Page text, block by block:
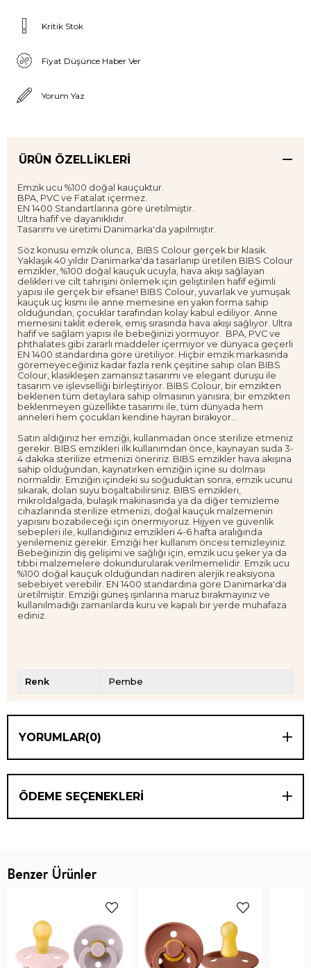
Kritik Stok
Fiyat Düşünce Haber Ver
Yorum Yaz
ÜRÜN ÖZELLIKLERI
Emzik ucu %100 doğal kauçuktur.
BPA, PVC ve Fatalat içermez.
EN 1400 Standartlarına göre üretilmiştir.
Ultra hafif ve dayanıklıdır.
Tasarımı ve üretimi Danimarka'da yapılmıştır.
Söz konusu emzik olunca, BIBS Colour gerçek bir klasik.
Yaklaşık 40 yıldır Danimarka'da tasarlanıp üretilen BIBS Colour
emzikler, %100 doğal kauçuk ucuyla, hava akışı sağlayan
delikleri ve cilt tahrişini önlemek için geliştirilen hafif eğimli
yapısı ile gerçek bir efsane! BIBS Colour, yuvarlak ve yumuşak
kauçuk uç kısmı ile anne memesine en yakın forma sahip
olduğundan, çocuklar tarafından kolay kabul ediliyor. Anne
memesini taklit ederek, emiş sırasında hava akışı sağlıyor. Ultra
hafif ve sağlam yapısı ile bebeğinizi yormuyor. BPA, PVC ve
phthalates gibi zararlı maddeler içermiyor ve dünyaca geçerli
EN 1400 standardına göre üretiliyor. Hiçbir emzik markasında
göremeyeceğiniz kadar fazla renk çeşitine sahip olan BIBS
Colour, klasikleşen zamansız tasarımı ve elegant duruşu ile
tasarım ve işlevselliği birleştiriyor. BIBS Colour, bir emzikten
beklenen tüm detaylara sahip olmasının yanısıra; bir emzikten
beklenmeyen güzellikte tasarımı ile, tüm dünyada hem
anneleri hem çocukları kendine hayran bırakıyor...
Satın aldığınız her emziği, kullanmadan önce sterilize etmeniz
gerekir. BIBS emzikleri ilk kullanımdan önce, kaynayan suda 3-
4 dakika sterilize etmenizi öneririz. BIBS emzikler hava akışına
sahip olduğundan, kaynatırken emziğin içine su dolması
normaldir. Emziğin içindeki su soğuduktan sonra, emzik ucunu
sıkarak, dolan suyu boşaltabilirsiniz. BIBS emzikleri,
mikroldalgada, bulaşık makinasında ya da diğer temizleme
cihazlarında sterilize etmenizi, doğal kauçuk malzemenin
yapısını bozabileceği için önermiyoruz. Hijyen ve güvenlik
sebepleri ile, kullandığınız emzikleri 4-6 hafta aralığında
yenilemeniz gerekir. Emziği her kullanım öncesi temizleyiniz.
Bebeğinizin diş gelişimi ve sağlığı için, emzik ucu şeker ya da
tıbbi malzemelere dokundurularak verilmemelidir. Emzik ucu
%100 doğal kauçuk olduğundan nadiren alerjik reaksiyona
sebebiyet verebilir. EN 1400 standardına göre Danimarka'da
üretilmiştir. Emziği güneş ışınlarına maruz bırakmayınız ve
kullanılmadığı zamanlarda kuru ve kapalı bir yerde muhafaza
ediniz.
Renk Pembe
YORUMLAR(0)
ÖDEME SEÇENEKLERI
Benzer Ürünler